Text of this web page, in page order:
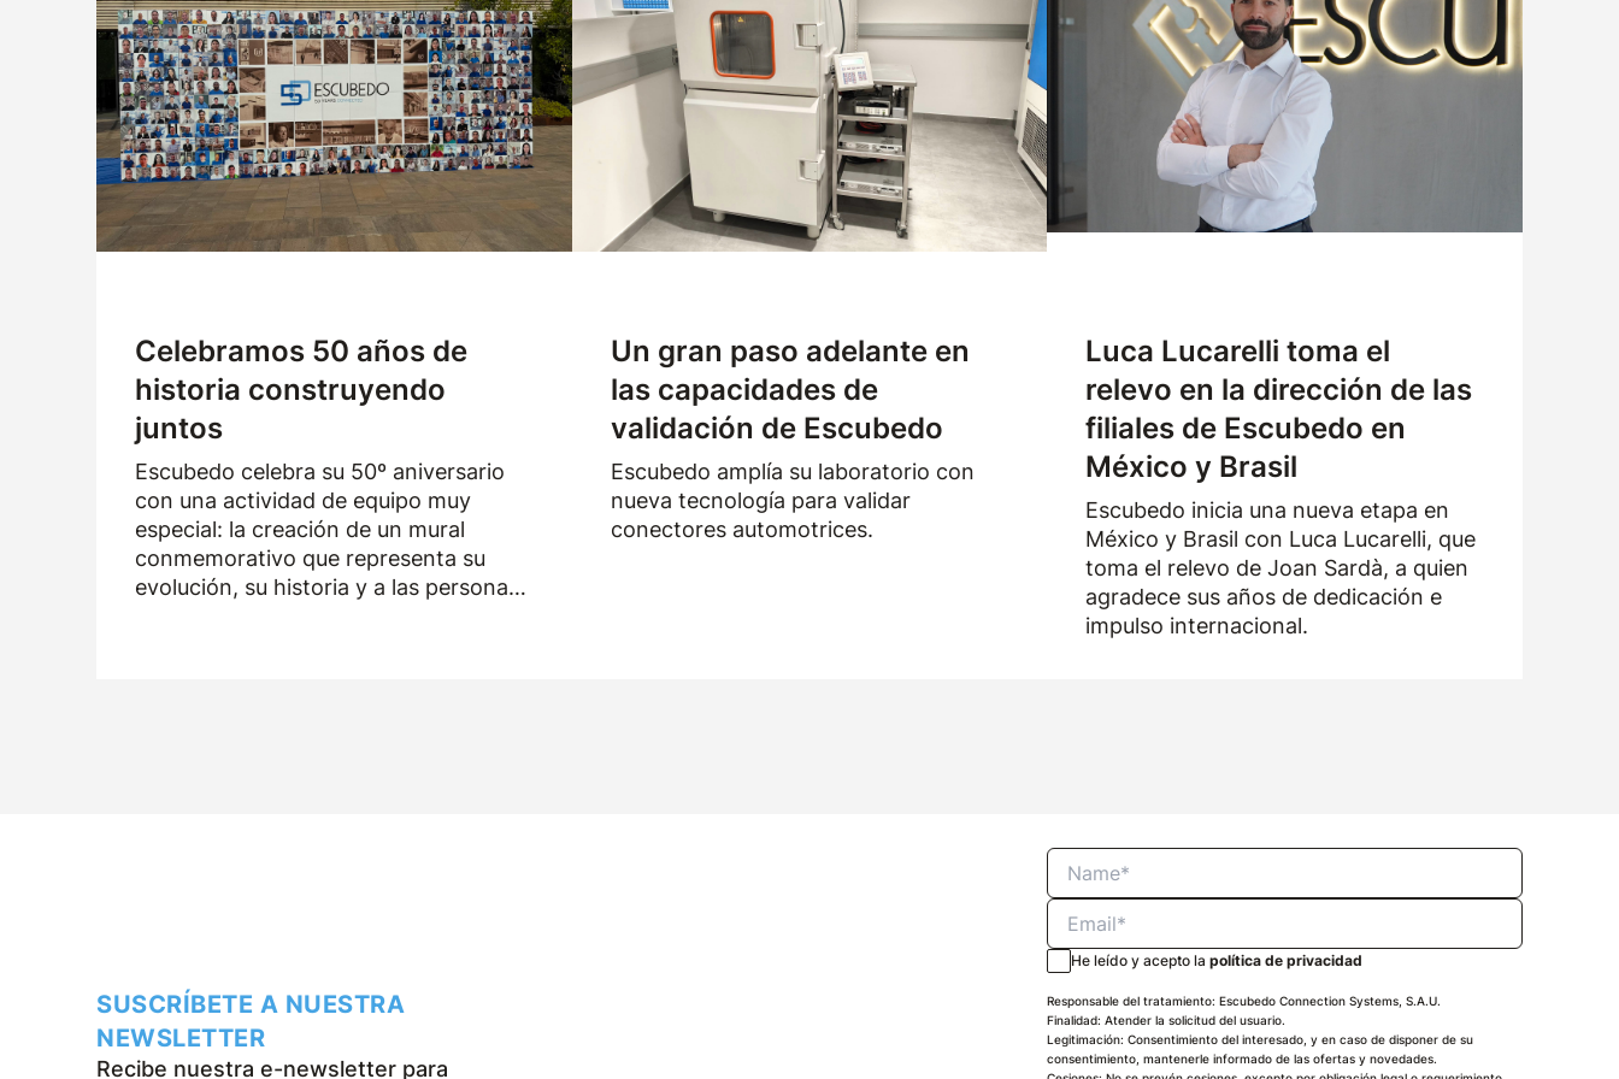
Celebramos 50 años de
historia construyendo
juntos
Escubedo celebra su 50º aniversario
con una actividad de equipo muy
especial: la creación de un mural
conmemorativo que representa su
evolución, su historia y a las personas
Un gran paso adelante en
las capacidades de
validación de Escubedo
Escubedo amplía su laboratorio con
nueva tecnología para validar
conectores automotrices.
Luca Lucarelli toma el
relevo en la dirección de las
filiales de Escubedo en
México y Brasil
Escubedo inicia una nueva etapa en
México y Brasil con Luca Lucarelli, que
toma el relevo de Joan Sardà, a quien
agradece sus años de dedicación e
impulso internacional.
SUSCRÍBETE A NUESTRA
NEWSLETTER
Recibe nuestra e-newsletter para
He leído y acepto lapolítica de privacidad
Responsable del tratamiento: Escubedo Connection Systems, S.A.U.
Finalidad: Atender la solicitud del usuario.
Legitimación: Consentimiento del interesado, y en caso de disponer de su
consentimiento, mantenerle informado de las ofertas y novedades.